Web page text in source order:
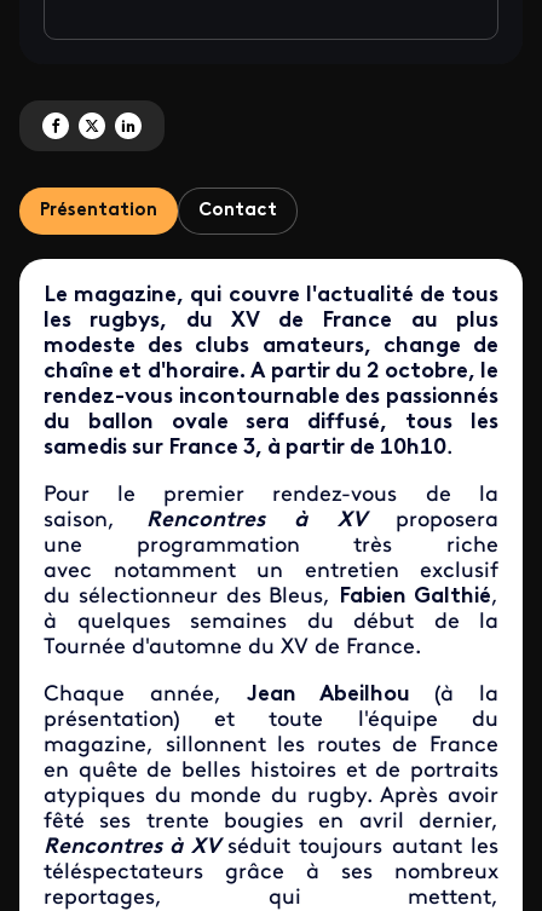
Partagez '[node:field_titre_bandeau:value]' sur Facebook
Partagez '[node:field_titre_bandeau:value]' sur X
Partagez '[node:field_titre_bandeau:value]' sur LinkedIn
Présentation Contact
Le magazine, qui couvre l'actualité de tous
les rugbys, du XV de France au plus
modeste des clubs amateurs, change de
chaîne et d'horaire. A partir du 2 octobre, le
rendez-vous incontournable des passionnés
du ballon ovale sera diffusé, tous les
samedis sur France 3, à partir de 10h10.
Pour le
premier rendez-vous de la
saison, Rencontres à XV proposera
une programmation très riche
avec notamment un entretien exclusif
du sélectionneur des Bleus, Fabien Galthié,
à quelques semaines du début de la
Tournée d'automne du XV de France.
Chaque année, Jean Abeilhou(à la
présentation)
et toute l'équipe du
magazine, sillonnent les routes de France
en quête de belles histoires et de portraits
atypiques du monde du rugby. Après avoir
fêté ses trente bougies en avril dernier,
Rencontres à XV séduit toujours autant les
téléspectateurs grâce à ses nombreux
reportages, qui mettent,